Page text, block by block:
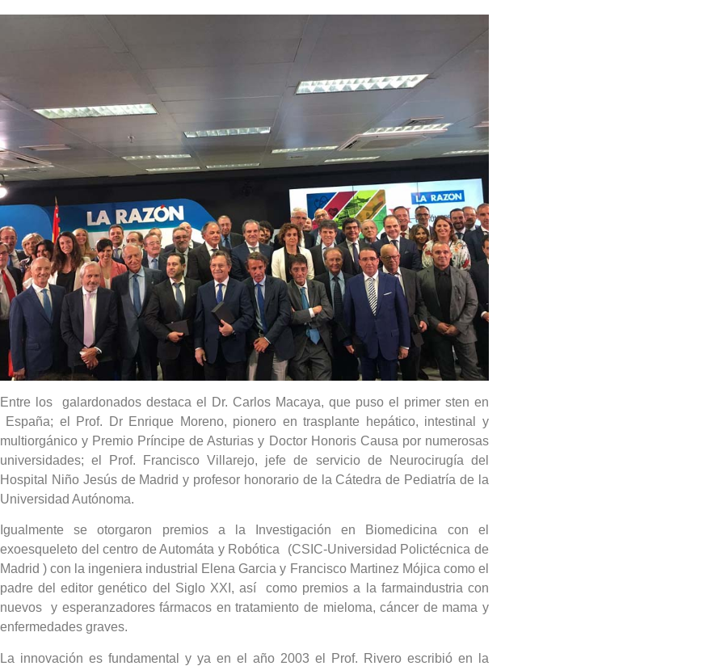
Entre los galardonados destaca el Dr. Carlos Macaya, que puso el primer sten en
España; el Prof. Dr Enrique Moreno, pionero en trasplante hepático, intestinal y
multiorgánico y Premio Príncipe de Asturias y Doctor Honoris Causa por numerosas
universidades; el Prof. Francisco Villarejo, jefe de servicio de Neurocirugía del
Hospital Niño Jesús de Madrid y profesor honorario de la Cátedra de Pediatría de la
Universidad Autónoma.
Igualmente se otorgaron premios a la Investigación en Biomedicina con el
exoesqueleto del centro de Automáta y Robótica (CSIC-Universidad Polictécnica de
Madrid ) con la ingeniera industrial Elena Garcia y Francisco Martinez Mójica como el
padre del editor genético del Siglo XXI, así como premios a la farmaindustria con
nuevos y esperanzadores fármacos en tratamiento de mieloma, cáncer de mama y
enfermedades graves.
La innovación es fundamental y ya en el año 2003 el Prof. Rivero escribió en la